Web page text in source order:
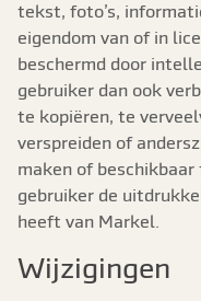
tekst, foto’s,
eigendom van of in
beschermd door
gebruiker dan ook
te kopiëren, te
verspreiden of
maken of
gebruiker de
heeft van Markel.
Wijzigingen